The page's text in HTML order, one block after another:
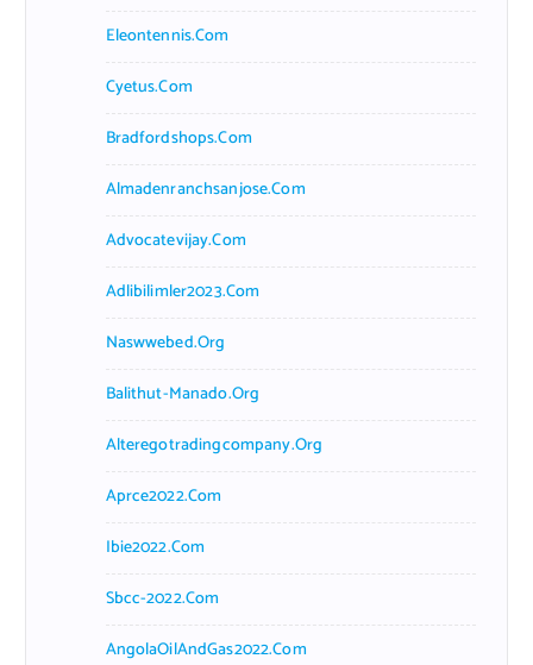
Eleontennis.com
Cyetus.com
Bradfordshops.com
Almadenranchsanjose.com
Advocatevijay.com
Adlibilimler2023.com
Naswwebed.org
Balithut-Manado.org
Alteregotradingcompany.org
Aprce2022.com
Ibie2022.com
Sbcc-2022.com
AngolaOilAndGas2022.com